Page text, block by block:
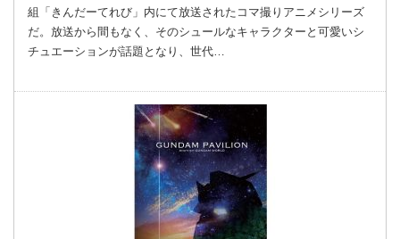
組「きんだーてれび」内にて放送されたコマ撮りアニメシリーズ
だ。放送から間もなく、そのシュールなキャラクターと可愛いシ
チュエーションが話題となり、世代…